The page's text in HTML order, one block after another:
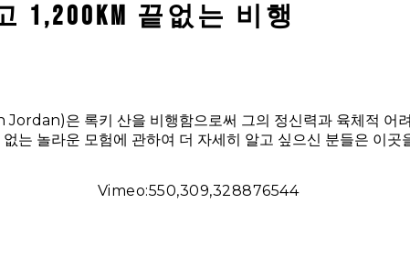
1,200km 끝없는 비행
은 록키 산을 비행함으로써 그의 정신력과 육체적 어
는 놀라운 모험에 관하여 더 자세히 알고 싶으신 분들은 이곳
Vimeo:550,309,328876544